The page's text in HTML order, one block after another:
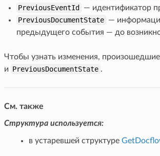
PreviousEventId
— идентификатор
PreviousDocumentState —
предыдущего события — до
Чтобы узнать изменения,
и PreviousDocumentState .
См. также
Структура используется:
в устаревшей структуре